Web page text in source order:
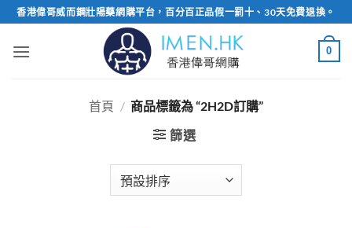
Skip
to
content
香港偉哥威而鋼壯陽藥網購平台，百分百正品假一罰十、30天免費退換。
0
首頁 / 商品標籤為 “2H2D訂購”
篩選